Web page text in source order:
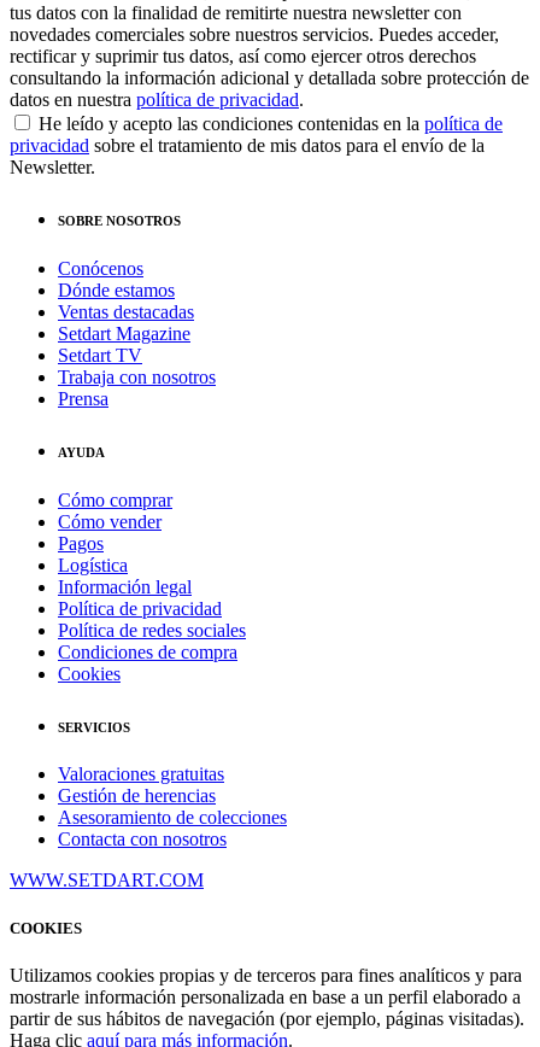
tus datos con la finalidad de remitirte nuestra newsletter con
novedades comerciales sobre nuestros servicios. Puedes acceder,
rectificar y suprimir tus datos, así como ejercer otros derechos
consultando la información adicional y detallada sobre protección de
datos en nuestra política de privacidad.
He leído y acepto las condiciones contenidas en la política de
privacidad sobre el tratamiento de mis datos para el envío de la
Newsletter.
SOBRE NOSOTROS
Conócenos
Dónde estamos
Ventas destacadas
Setdart Magazine
Setdart TV
Trabaja con nosotros
Prensa
AYUDA
Cómo comprar
Cómo vender
Pagos
Logística
Información legal
Política de privacidad
Política de redes sociales
Condiciones de compra
Cookies
SERVICIOS
Valoraciones gratuitas
Gestión de herencias
Asesoramiento de colecciones
Contacta con nosotros
WWW.SETDART.COM
COOKIES
Utilizamos cookies propias y de terceros para fines analíticos y para
mostrarle información personalizada en base a un perfil elaborado a
partir de sus hábitos de navegación (por ejemplo, páginas visitadas).
Haga clic aquí para más información.